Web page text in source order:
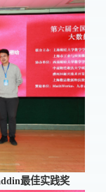
最佳实践奖